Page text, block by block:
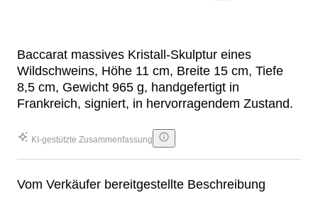
Baccarat massives Kristall-Skulptur eines
Wildschweins, Höhe 11 cm, Breite 15 cm, Tiefe
8,5 cm, Gewicht 965 g, handgefertigt in
Frankreich, signiert, in hervorragendem Zustand.
KI-gestützte Zusammenfassung
Vom Verkäufer bereitgestellte Beschreibung